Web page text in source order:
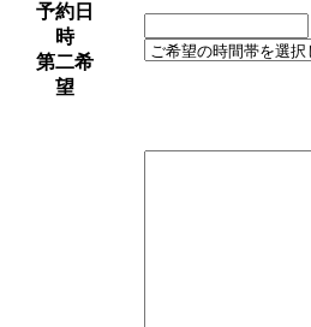
予約日
時
第二希
望